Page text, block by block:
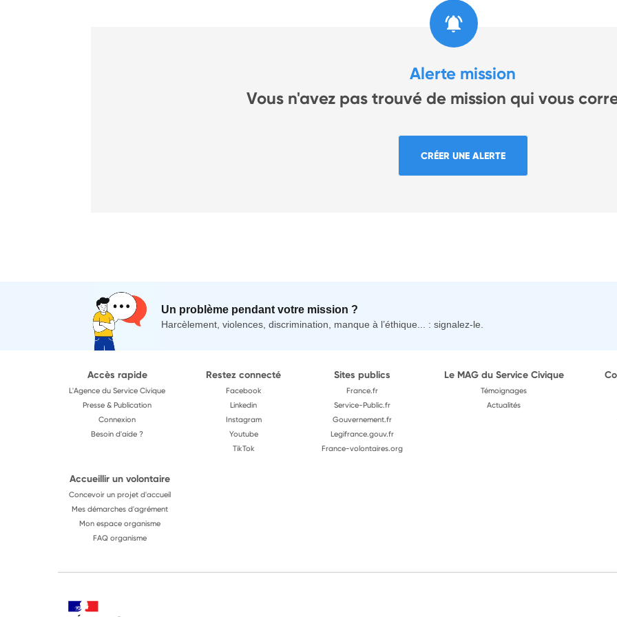
Alerte mission
Vous n'avez pas trouvé de mission qui vous
CRÉER UNE ALERTE
Un problème pendant votre mission ?
Harcèlement, violences, discrimination, manque à l’éthique... : signalez-le.
Accès rapide
L'Agence du Service Civique
Presse & Publication
Connexion
Besoin d'aide ?
Restez connecté
Facebook
Linkedin
Instagram
Youtube
TikTok
Sites publics
France.fr
Service-Public.fr
Gouvernement.fr
Legifrance.gouv.fr
France-volontaires.org
Le MAG du Service Civique
Témoignages
Actualités
Accueillir un volontaire
Concevoir un projet d'accueil
Mes démarches d'agrément
Mon espace organisme
FAQ organisme